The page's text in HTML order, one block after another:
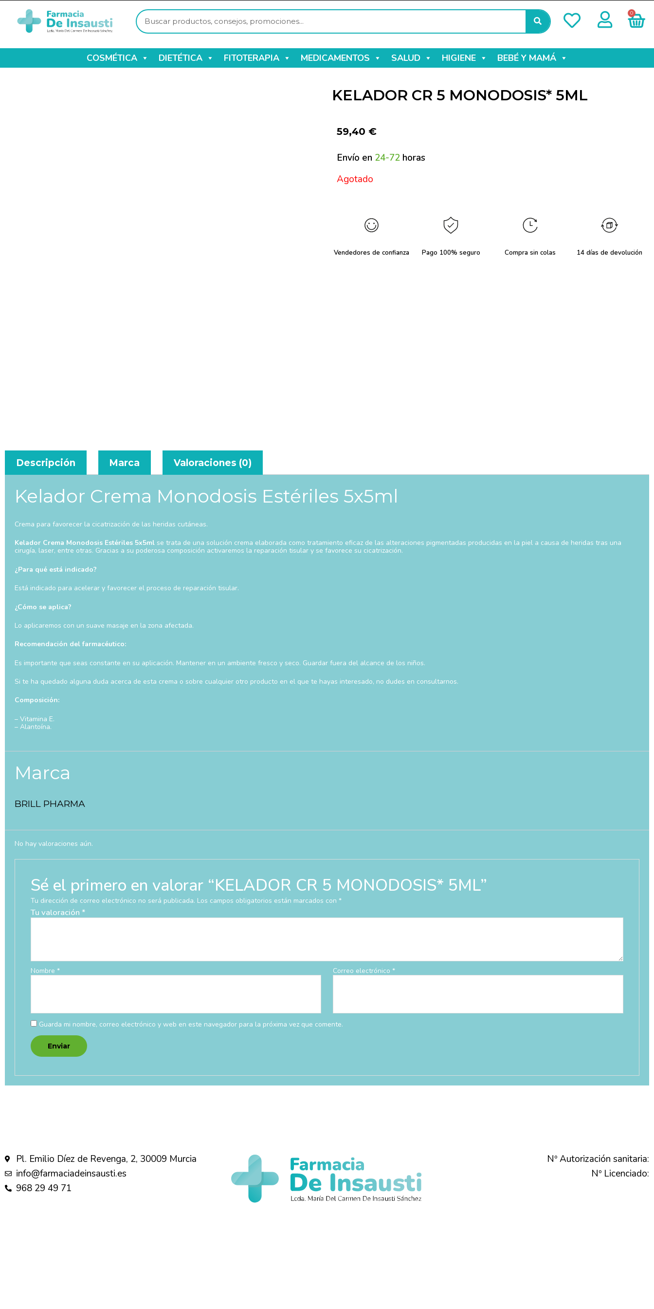
0
COSMÉTICA DIETÉTICA FITOTERAPIA MEDICAMENTOS SALUD HIGIENE BEBÉ Y MAMÁ
KELADOR CR 5 MONODOSIS* 5ML
59,40 €
Envío en 24-72 horas
Agotado
Vendedores de confianza Pago 100% seguro Compra sin colas 14 días de devolución
Descripción Marca Valoraciones (0)
Kelador Crema Monodosis Estériles 5x5ml
Crema para favorecer la cicatrización de las heridas cutáneas.
Kelador Crema Monodosis Estériles 5x5ml se trata de una solución crema elaborada como tratamiento eficaz de las alteraciones pigmentadas producidas en la piel a causa de heridas tras una
cirugía, laser, entre otras. Gracias a su poderosa composición activaremos la reparación tisular y se favorece su cicatrización.
¿Para qué está indicado?
Está indicado para acelerar y favorecer el proceso de reparación tisular.
¿Cómo se aplica?
Lo aplicaremos con un suave masaje en la zona afectada.
Recomendación del farmacéutico:
Es importante que seas constante en su aplicación. Mantener en un ambiente fresco y seco. Guardar fuera del alcance de los niños.
Si te ha quedado alguna duda acerca de esta crema o sobre cualquier otro producto en el que te hayas interesado, no dudes en consultarnos.
Composición:
– Vitamina E.
– Alantoína.
Marca
BRILL PHARMA
No hay valoraciones aún.
Sé el primero en valorar “KELADOR CR 5 MONODOSIS* 5ML”
Tu dirección de correo electrónico no será publicada. Los campos obligatorios están marcados con *
Tu valoración *
Nombre * Correo electrónico*
Guarda mi nombre, correo electrónico y web en este navegador para la próxima vez que comente.
Pl. Emilio Díez de Revenga, 2, 30009 Murcia
info@farmaciadeinsausti.es
968 29 49 71
Nº Autorización sanitaria:
Nº Licenciado: